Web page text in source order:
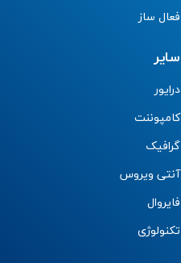
فعال ساز
سایر
درایور
کامپوننت
گرافیک
آنتی ویروس
فایروال
تکنولوژی